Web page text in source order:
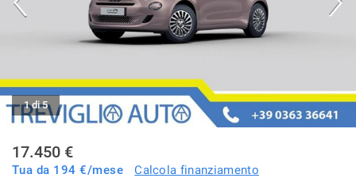
NEWS
AREA COMMERCIANTI
1 di 5
17.450 €
Tua da 194 €/mese Calcola finanziamento
tracciamento
che
adottiamo
le
funzionalità
e
le
attività